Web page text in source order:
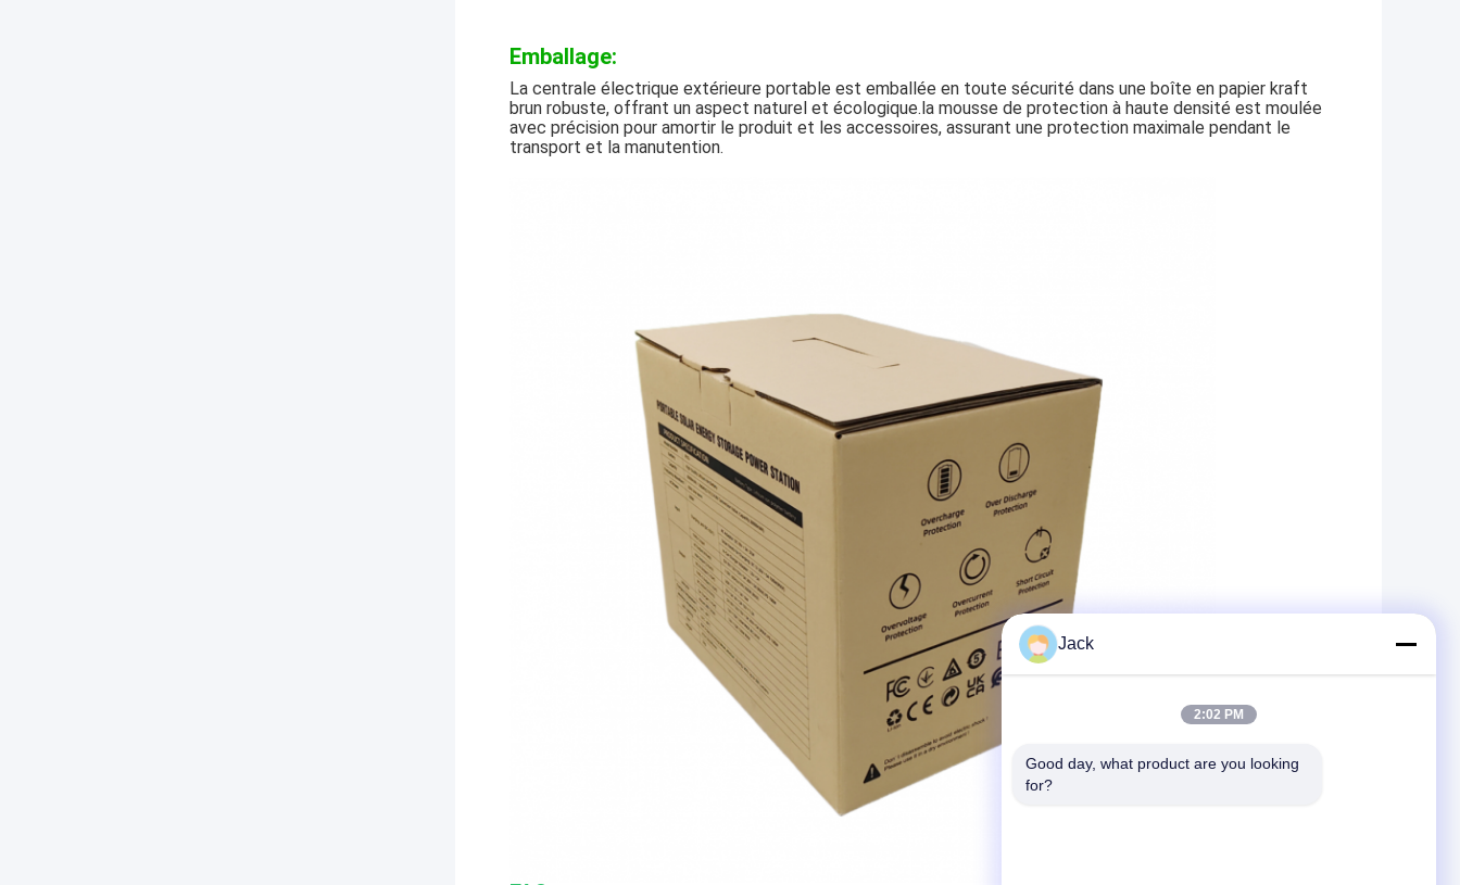
Emballage:
La centrale électrique extérieure portable est emballée en toute sécurité dans une boîte en papier kraft
brun robuste, offrant un aspect naturel et écologique.la mousse de protection à haute densité est moulée
avec précision pour amortir le produit et les accessoires, assurant une protection maximale pendant le
transport et la manutention.
Jack
2:02 PM
Good day, what product are you looking
for?